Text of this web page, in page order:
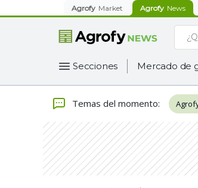
Agrofy Market Agrofy News
Secciones Mercado de
Temas del momento: